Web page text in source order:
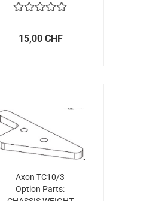
15,00 CHF
Axon TC10/3
Option Parts: